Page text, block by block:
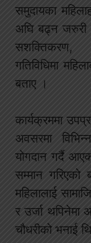
समुदायका
अघि बढ्न जरुरी
सशक्तिकरण,
गतिविधिमा
बताए ।
कार्यक्रममा
अवसरमा
योगदान गर्दै
सम्मान
महिलालाई
र उर्जा
चौधरीको भनाई